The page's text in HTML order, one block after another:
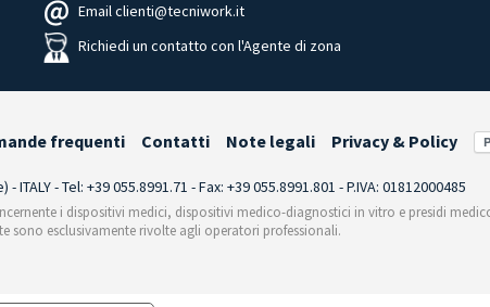
Email clienti@tecniwork.it
Richiedi un contatto con l'Agente di zona
frequenti Contatti Note legali Privacy & Policy
- Tel: +39 055.8991.71 - Fax: +39 055.8991.801 - P.IVA: 01812000485
i dispositivi medici, dispositivi medico-diagnostici in vitro e presidi
sono esclusivamente rivolte agli operatori professionali.